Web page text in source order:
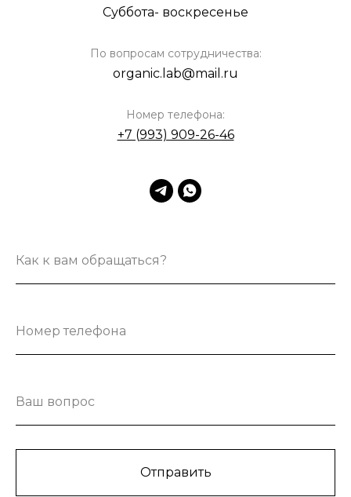
Суббота- воскресенье
По вопросам сотрудничества:
organic.lab@mail.ru
Номер телефона:
+7 (993) 909-26-46
Как к вам обращаться?
Номер телефона
Ваш вопрос
Отправить